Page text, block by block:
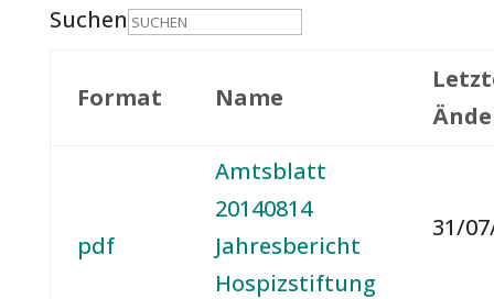
Suchen
Format Name
pdf
Amtsblatt
20140814
Jahresbericht
Hospizstiftung
31/